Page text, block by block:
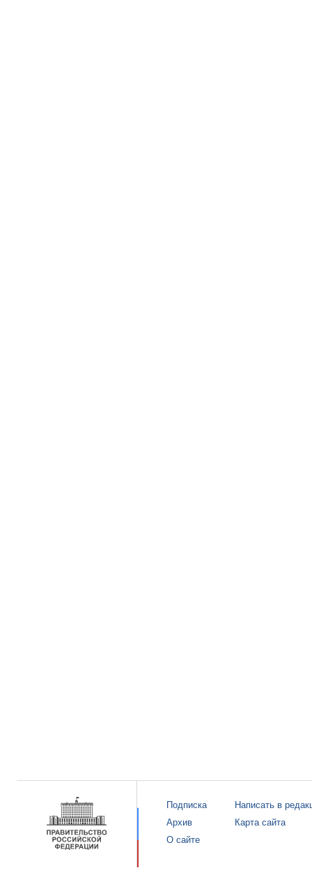
Подписка
Архив
О сайте
Написать в
Карта сайта